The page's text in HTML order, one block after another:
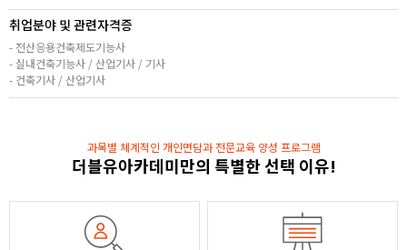
취업분야 및 관련자격증
- 전산응용건축제도기능사
- 실내건축기능사 / 산업기사 / 기사
- 건축기사 / 산업기사
과목별 체계적인 개인면담과 전문교육 양성 프로그램
더블유아카데미만의 특별한 선택 이유!